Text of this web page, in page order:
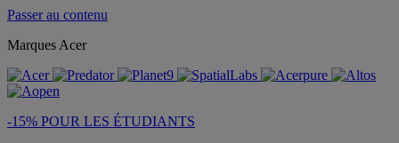
Passer au contenu
Marques Acer
-15% POUR LES ÉTUDIANTS